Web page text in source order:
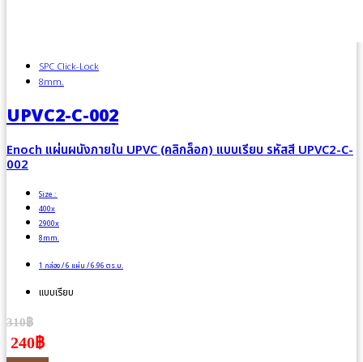
SPC Click-Lock
8mm.
UPVC2-C-002
Enoch แผ่นผนังภายใน UPVC (คลิกล็อก) แบบเรียบ รหัสสี UPVC2-C-
002
Size :
400x
2900x
8mm.
1 กล่อง / 6 แผ่น / 6.96 ตร.ม.
แบบเรียบ
310฿
240฿